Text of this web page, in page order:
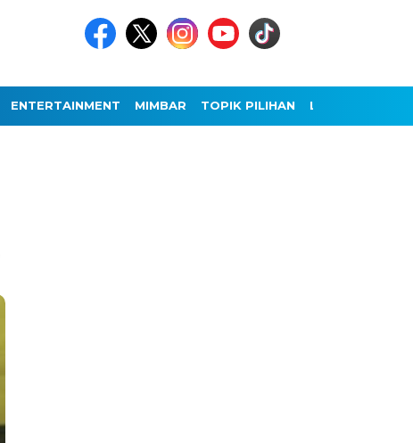
ENTERTAINMENT MIMBAR TOPIK PILIHAN LAINNYA